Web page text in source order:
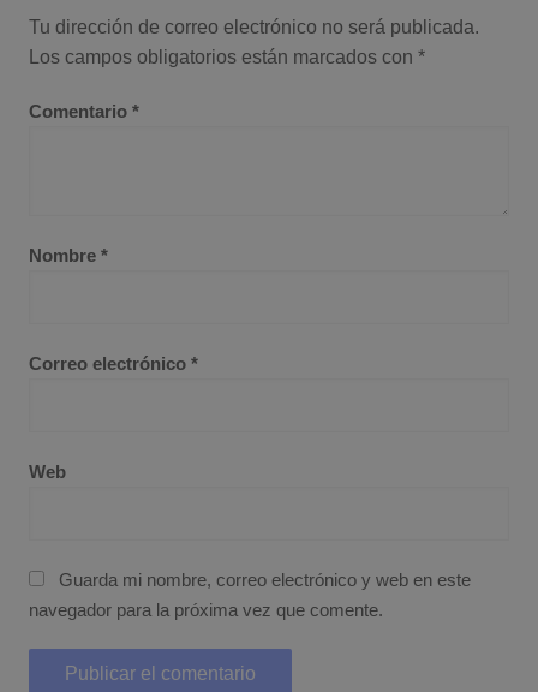
Tu dirección de correo electrónico no será publicada.
Los campos obligatorios están marcados con *
Comentario *
Nombre *
Correo electrónico *
Web
Guarda mi nombre, correo electrónico y web en este
navegador para la próxima vez que comente.